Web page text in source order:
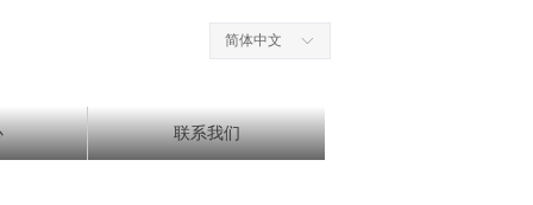
联系我们
ꀅ
简体中文